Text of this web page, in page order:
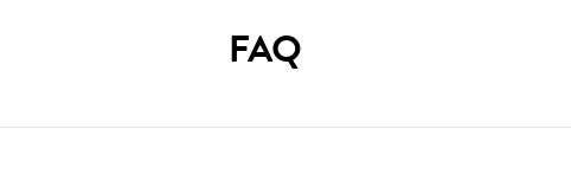
FAQ